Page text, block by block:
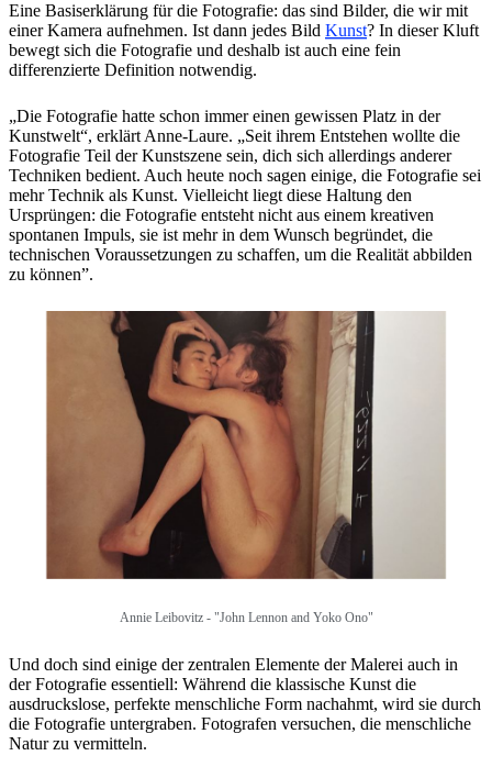
Eine Basiserklärung für die Fotografie: das sind Bilder, die wir mit
einer Kamera aufnehmen. Ist dann jedes Bild Kunst? In dieser Kluft
bewegt sich die Fotografie und deshalb ist auch eine fein
differenzierte Definition notwendig.
„Die Fotografie hatte schon immer einen gewissen Platz in der
Kunstwelt“, erklärt Anne-Laure. „Seit ihrem Entstehen wollte die
Fotografie Teil der Kunstszene sein, dich sich allerdings anderer
Techniken bedient. Auch heute noch sagen einige, die Fotografie sei
mehr Technik als Kunst. Vielleicht liegt diese Haltung den
Ursprüngen: die Fotografie entsteht nicht aus einem kreativen
spontanen Impuls, sie ist mehr in dem Wunsch begründet, die
technischen Voraussetzungen zu schaffen, um die Realität abbilden
zu können”.
Annie Leibovitz - "John Lennon and Yoko Ono"
Und doch sind einige der zentralen Elemente der Malerei auch in
der Fotografie essentiell: Während die klassische Kunst die
ausdruckslose, perfekte menschliche Form nachahmt, wird sie durch
die Fotografie untergraben. Fotografen versuchen, die menschliche
Natur zu vermitteln.